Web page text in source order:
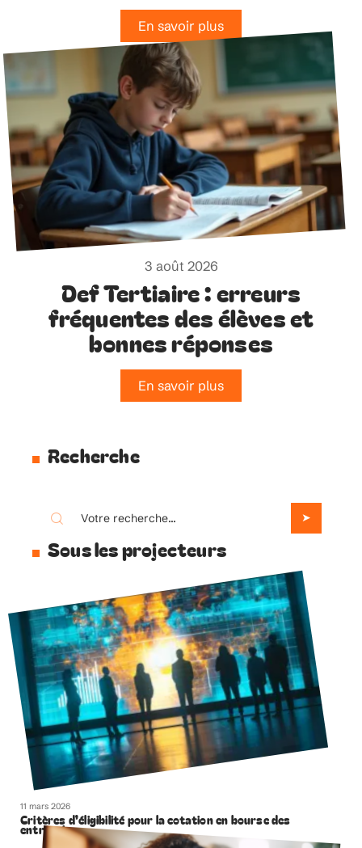
En savoir plus
3 août 2026
Def Tertiaire : erreurs
fréquentes des élèves et
bonnes réponses
En savoir plus
Recherche
Sous les projecteurs
11 mars 2026
Critères d’éligibilité pour la cotation en bourse des
entreprises